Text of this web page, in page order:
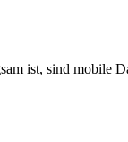
ist, sind mobile